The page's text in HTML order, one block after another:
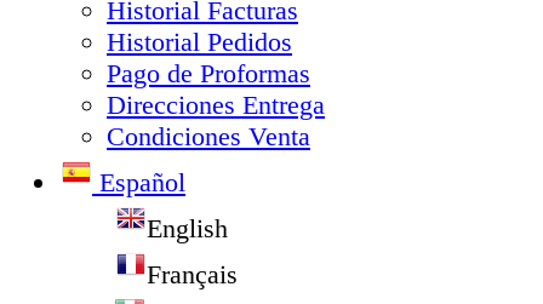
Historial Facturas
Historial Pedidos
Pago de Proformas
Direcciones Entrega
Condiciones Venta
Español
English
Français